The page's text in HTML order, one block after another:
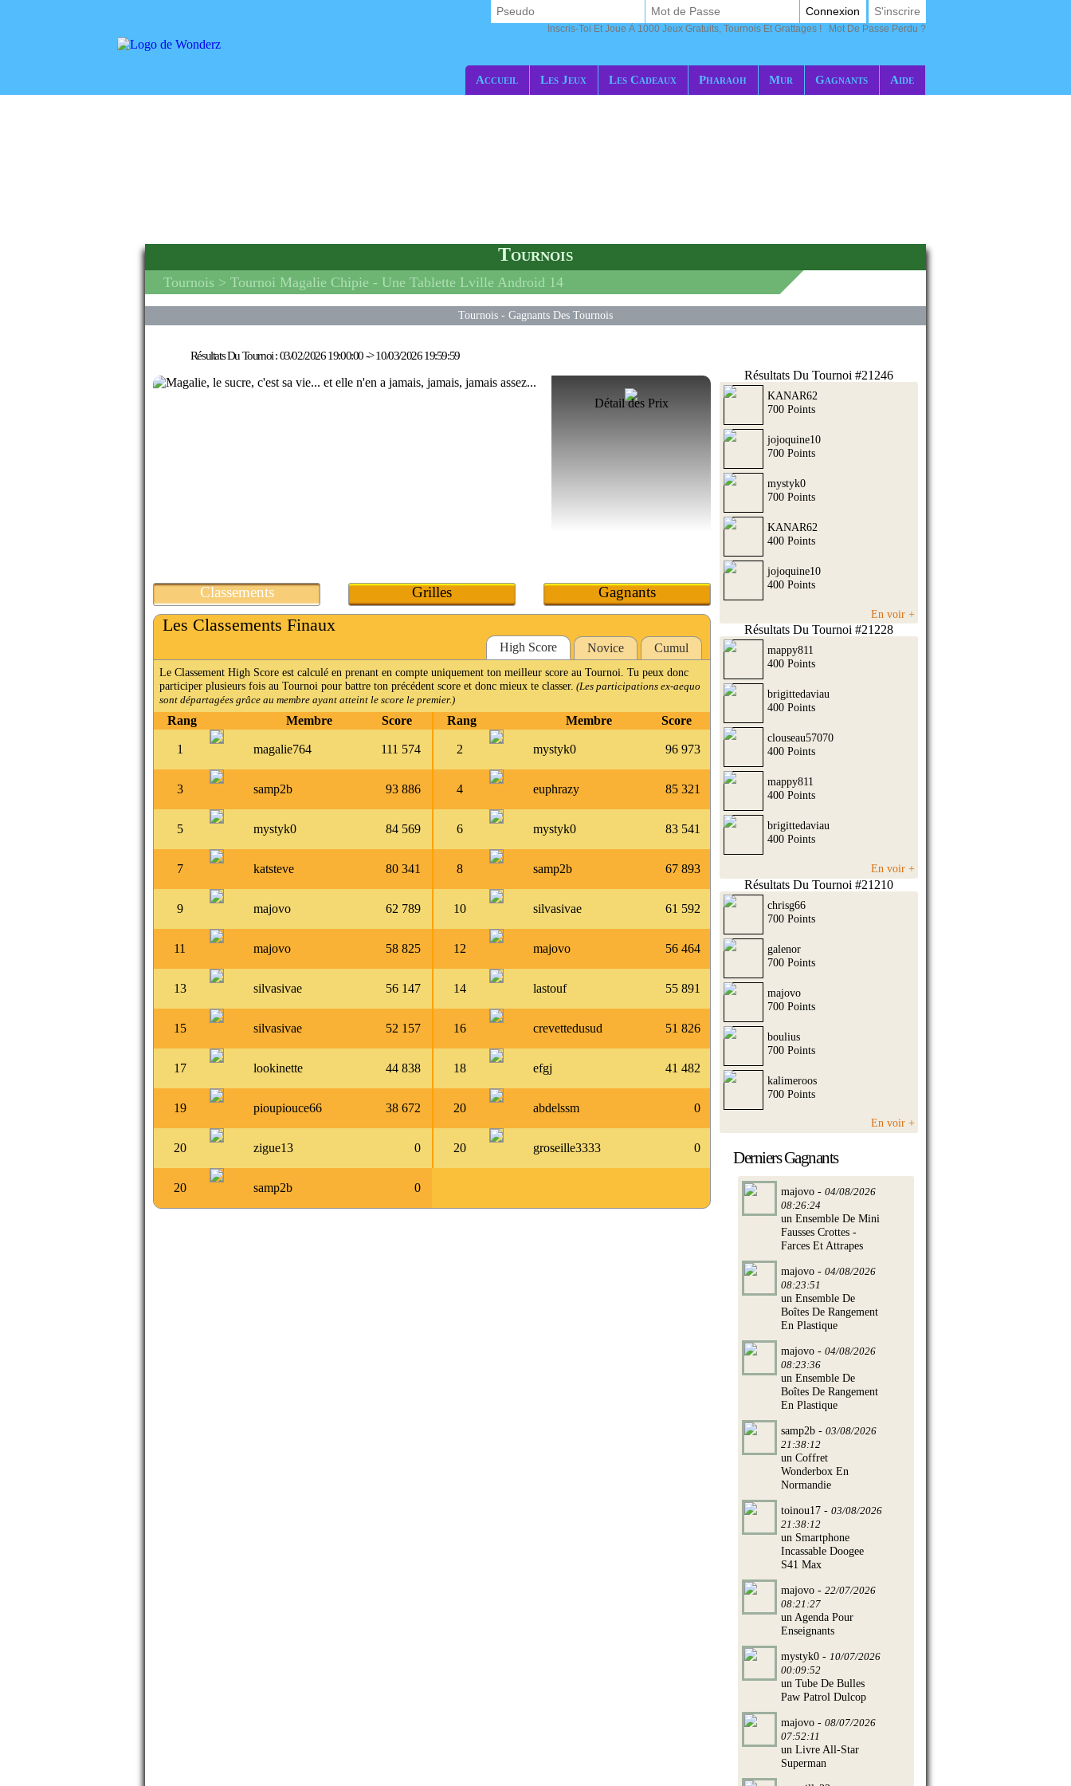
Accueil Les Jeux Les Cadeaux Pharaoh Mur Gagnants Aide
Connexion S'inscrire
Inscris-Toi Et Joue À 1000 Jeux Gratuits, Tournois Et Grattages ! Mot De Passe Perdu ?
Tournois
Tournois > Tournoi Magalie Chipie - Une Tablette Lville Android 14
Tournois - Gagnants Des Tournois
Résultats Du Tournoi :03/02/2026 19:00:00->10/03/2026 19:59:59
Détail des Prix
Classements Grilles Gagnants
Les Classements Finaux
High Score Novice Cumul
Le Classement High Score est calculé en prenant en compte uniquement ton meilleur score au Tournoi. Tu peux donc
participer plusieurs fois au Tournoi pour battre ton précédent score et donc mieux te classer. (Les participations ex-aequo
sont départagées grâce au membre ayant atteint le score le premier.)
Rang Membre Score Rang Membre Score
1 magalie764 111 574 2 mystyk0 96 973
3 samp2b 93 886 4 euphrazy 85 321
5 mystyk0 84 569 6 mystyk0 83 541
7 katsteve 80 341 8 samp2b 67 893
9 majovo 62 789 10 silvasivae 61 592
11 majovo 58 825 12 majovo 56 464
13 silvasivae 56 147 14 lastouf 55 891
15 silvasivae 52 157 16 crevettedusud 51 826
17 lookinette 44 838 18 efgj 41 482
19 pioupiouce66 38 672 20 abdelssm 0
20 zigue13 0 20 groseille3333 0
20 samp2b 0
Résultats Du Tournoi #21246
KANAR62
700 Points
jojoquine10
700 Points
mystyk0
700 Points
KANAR62
400 Points
jojoquine10
400 Points
En voir +
Résultats Du Tournoi #21228
mappy811
400 Points
brigittedaviau
400 Points
clouseau57070
400 Points
mappy811
400 Points
brigittedaviau
400 Points
En voir +
Résultats Du Tournoi #21210
chrisg66
700 Points
galenor
700 Points
majovo
700 Points
boulius
700 Points
kalimeroos
700 Points
En voir +
Derniers Gagnants
majovo - 04/08/2026
08:26:24
un Ensemble De Mini
Fausses Crottes -
Farces Et Attrapes
majovo - 04/08/2026
08:23:51
un Ensemble De
Boîtes De Rangement
En Plastique
majovo - 04/08/2026
08:23:36
un Ensemble De
Boîtes De Rangement
En Plastique
samp2b - 03/08/2026
21:38:12
un Coffret
Wonderbox En
Normandie
toinou17 - 03/08/2026
21:38:12
un Smartphone
Incassable Doogee
S41 Max
majovo - 22/07/2026
08:21:27
un Agenda Pour
Enseignants
mystyk0 - 10/07/2026
00:09:52
un Tube De Bulles
Paw Patrol Dulcop
majovo - 08/07/2026
07:52:11
un Livre All-Star
Superman